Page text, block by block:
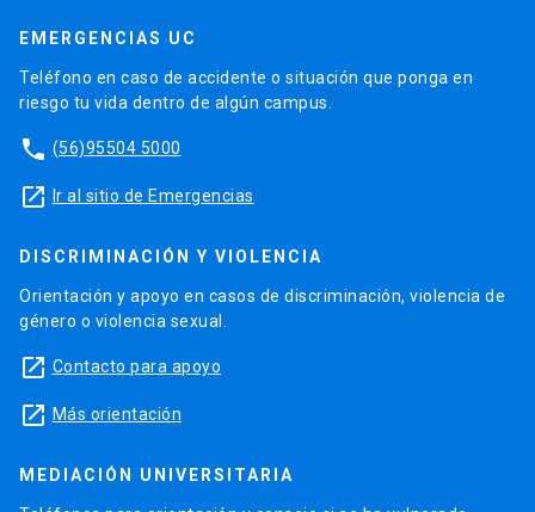
EMERGENCIAS UC
Teléfono en caso de accidente o situación que ponga en
riesgo tu vida dentro de algún campus.
phone (56)95504 5000
launch Ir al sitio de Emergencias
DISCRIMINACIÓN Y VIOLENCIA
Orientación y apoyo en casos de discriminación, violencia de
género o violencia sexual.
launch Contacto para apoyo
launch Más orientación
MEDIACIÓN UNIVERSITARIA